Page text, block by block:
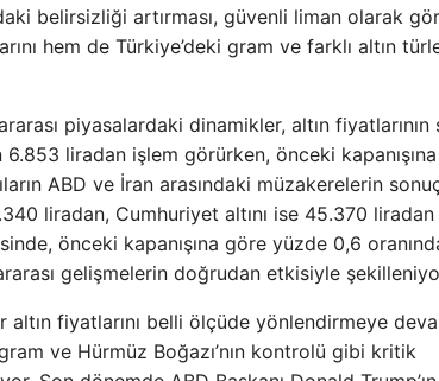
belirsizliği artırması, güvenli liman olarak
hem de Türkiye’deki gram ve farklı altın
piyasalardaki dinamikler, altın fiyatlarının
liradan işlem görürken, önceki
ABD ve İran arasındaki müzakerelerin
liradan, Cumhuriyet altını ise 45.370 liradan
önceki kapanışına göre yüzde 0,6
gelişmelerin doğrudan etkisiyle
altın fiyatlarını belli ölçüde yönlendirmeye
ve Hürmüz Boğazı’nın kontrolü gibi kritik